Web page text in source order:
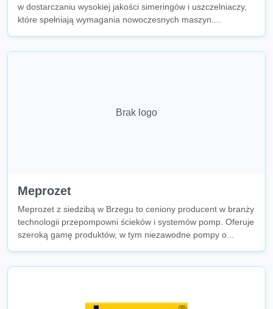
w dostarczaniu wysokiej jakości simeringów i uszczelniaczy,
które spełniają wymagania nowoczesnych maszyn....
Brak logo
Meprozet
Meprozet z siedzibą w Brzegu to ceniony producent w branży
technologii przepompowni ścieków i systemów pomp. Oferuje
szeroką gamę produktów, w tym niezawodne pompy o...